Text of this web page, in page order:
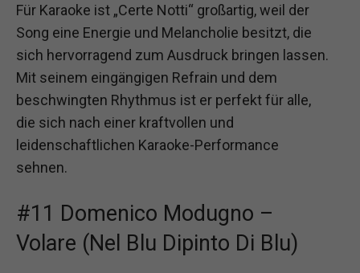
Für Karaoke ist „Certe Notti“ großartig, weil der
Song eine Energie und Melancholie besitzt, die
sich hervorragend zum Ausdruck bringen lassen.
Mit seinem eingängigen Refrain und dem
beschwingten Rhythmus ist er perfekt für alle,
die sich nach einer kraftvollen und
leidenschaftlichen Karaoke-Performance
sehnen.
#11 Domenico Modugno –
Volare (Nel Blu Dipinto Di Blu)